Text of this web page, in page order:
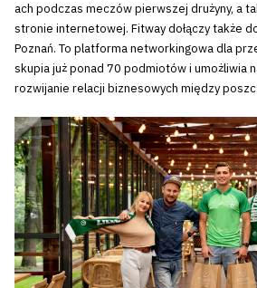
ach podczas meczów pierwszej drużyny, a
stronie internetowej. Fitway dołączy także
Poznań. To platforma networkingowa dla
skupia już ponad 70 podmiotów i umożliwia
rozwijanie relacji biznesowych między